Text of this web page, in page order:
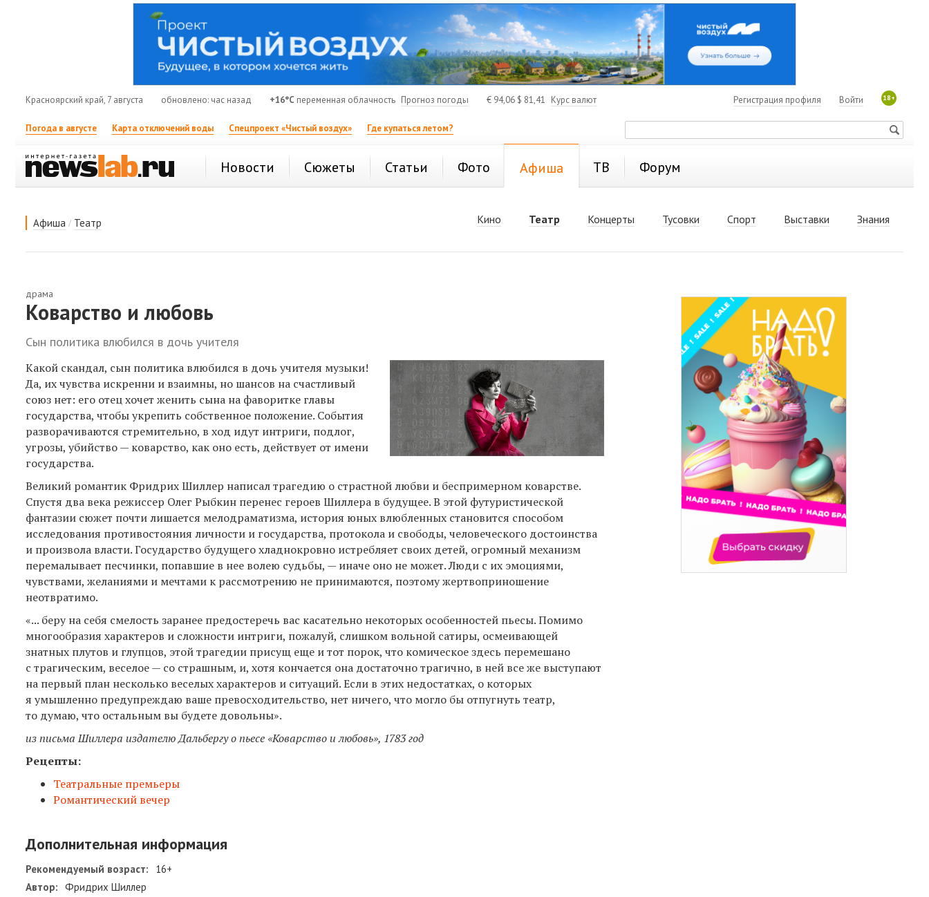
Красноярский край, 7 августа обновлено: час назад +16°C переменная облачность Прогноз погоды € 94,06 $ 81,41 Курс валют 18+
Войти
Регистрация профиля
Погода в августе Карта отключений воды Спецпроект «Чистый воздух» Где купаться летом?
Новости Сюжеты Статьи Фото Афиша ТВ Форум
Афиша / Театр Кино Театр Концерты Тусовки Спорт Выставки Знания
драма
Коварство и любовь
Сын политика влюбился в дочь учителя
Какой скандал, сын политика влюбился в дочь учителя музыки!
Да, их чувства искренни и взаимны, но шансов на счастливый
союз нет: его отец хочет женить сына на фаворитке главы
государства, чтобы укрепить собственное положение. События
разворачиваются стремительно, в ход идут интриги, подлог,
угрозы, убийство — коварство, как оно есть, действует от имени
государства.
Великий романтик Фридрих Шиллер написал трагедию о страстной любви и беспримерном коварстве.
Спустя два века режиссер Олег Рыбкин перенес героев Шиллера в будущее. В этой футуристической
фантазии сюжет почти лишается мелодраматизма, история юных влюбленных становится способом
исследования противостояния личности и государства, протокола и свободы, человеческого достоинства
и произвола власти. Государство будущего хладнокровно истребляет своих детей, огромный механизм
перемалывает песчинки, попавшие в нее волею судьбы, — иначе оно не может. Люди с их эмоциями,
чувствами, желаниями и мечтами к рассмотрению не принимаются, поэтому жертвоприношение
неотвратимо.
«... беру на себя смелость заранее предостеречь вас касательно некоторых особенностей пьесы. Помимо
многообразия характеров и сложности интриги, пожалуй, слишком вольной сатиры, осмеивающей
знатных плутов и глупцов, этой трагедии присущ еще и тот порок, что комическое здесь перемешано
с трагическим, веселое — со страшным, и, хотя кончается она достаточно трагично, в ней все же выступают
на первый план несколько веселых характеров и ситуаций. Если в этих недостатках, о которых
я умышленно предупреждаю ваше превосходительство, нет ничего, что могло бы отпугнуть театр,
то думаю, что остальным вы будете довольны».
из письма Шиллера издателю Дальбергу о пьесе «Коварство и любовь», 1783 год
Рецепты:
Театральные премьеры
Романтический вечер
Дополнительная информация
Рекомендуемый возраст:
16+
Автор: Фридрих Шиллер